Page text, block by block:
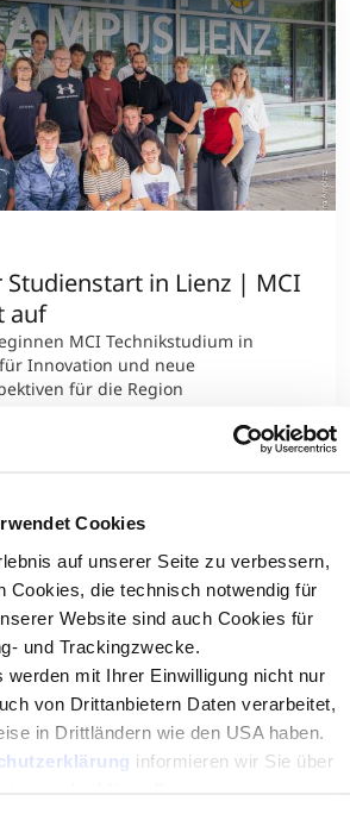
Cookies
auf unserer Seite zu verbessern,
Cookies, die technisch notwendig für
Website sind auch Cookies für
und Trackingzwecke.
werden mit Ihrer Einwilligung nicht nur
von Drittanbietern Daten verarbeitet,
in Drittländern wie den USA haben.
informieren wir Sie über
Studienstart in Lienz | MCI
auf
MCI Technikstudium in
Innovation und neue
für die Region